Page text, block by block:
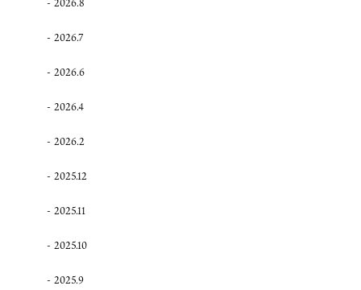
2026.7
2026.6
2026.4
2026.2
2025.12
2025.11
2025.10
2025.9